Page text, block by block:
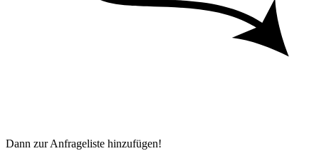
Dann zur Anfrageliste hinzufügen!